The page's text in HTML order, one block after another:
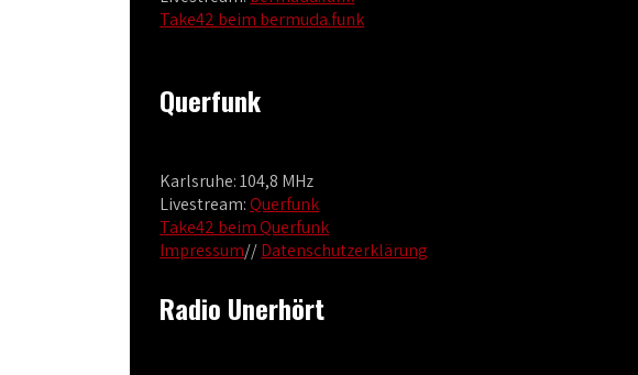
Take42 beim bermuda.funk
Querfunk
Karlsruhe: 104,8 MHz
Livestream:Querfunk
Take42 beim Querfunk
Impressum//Datenschutzerklärung
Radio Unerhört